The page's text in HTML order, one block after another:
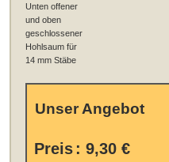
Unten offener
und oben
geschlossener
Hohlsaum für
14 mm Stäbe
Unser Angebot
Preis : 9,30 €